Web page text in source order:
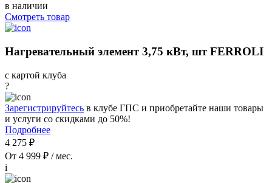
в наличии
Смотреть товар
Нагревательный элемент 3,75 кВт, шт FERROLI
с картой клуба
?
Зарегистрируйтесь в клубе ГПС и приобретайте наши товары
и услуги со скидками до 50%!
Подробнее
4 275 ₽
От 4 999 ₽ / мес.
i